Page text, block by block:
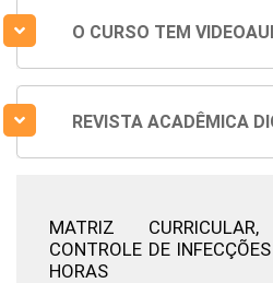
O CURSO TEM
REVISTA ACADÊMICA
MATRIZ
CONTROLE DE
HORAS